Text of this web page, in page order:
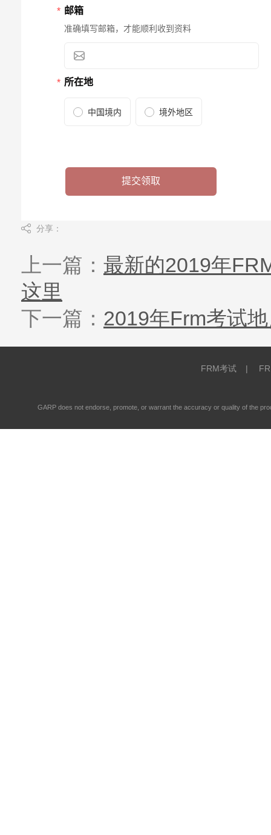
分享：
上一篇： 最新的2019年
这里
下一篇： 2019年Frm考试
FRM考试 |
GARP does not endorse, promote, or warrant the accuracy or quality of the